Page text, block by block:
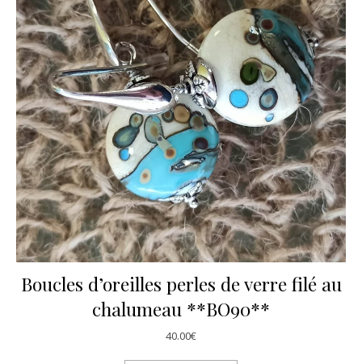
Boucles d’oreilles perles de verre filé au
chalumeau **BO90**
40.00€